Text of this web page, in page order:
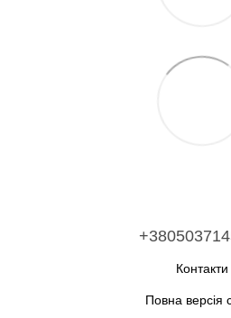
Контакти
Повна версія